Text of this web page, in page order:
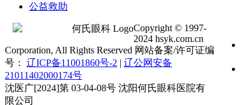
公益救助
Copyright © 1997-
2024 hsyk.com.cn
Corporation, All Rights Reserved 网站备案/许可证编
号： 辽ICP备11001860号-2 | 辽公网安备
21011402000174号
沈医广[2024]第 03-04-08号 沈阳何氏眼科医院有
限公司